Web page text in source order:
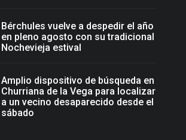
Bérchules vuelve a despedir el año
en pleno agosto con su tradicional
Nochevieja estival
Amplio dispositivo de búsqueda en
Churriana de la Vega para localizar
a un vecino desaparecido desde el
sábado